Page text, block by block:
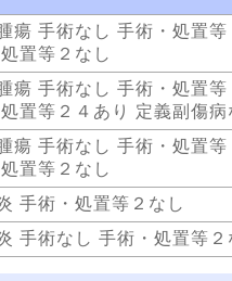
瘍 手術なし 手術・処置等
置等２なし
瘍 手術なし 手術・処置等
置等２４あり 定義副傷病
瘍 手術なし 手術・処置等
置等２なし
手術・処置等２なし
手術なし 手術・処置等２